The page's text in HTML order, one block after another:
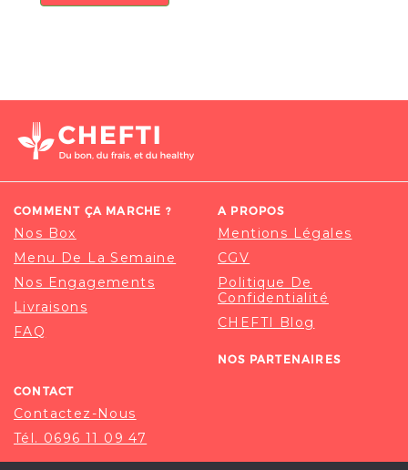
COMMENT ÇA MARCHE ?
Nos Box
Menu De La Semaine
Nos Engagements
Livraisons
FAQ
A PROPOS
Mentions Légales
CGV
Politique De
Confidentialité
CHEFTI Blog
NOS PARTENAIRES
CONTACT
Contactez-Nous
Tél. 0696 11 09 47